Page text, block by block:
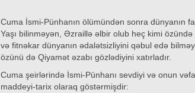
Cuma İsmi-Pünhanın ölümündən sonra dünyanın
Yaşı bilinməyən, Əzraillə əlbir olub heç kimi
və fitnəkar dünyanın ədalətsizliyini qəbul edə
özünü də Qiyamət əzabı gözlədiyini xatırladır.
Cuma şeirlərində İsmi-Pünhanı sevdiyi və onun
maddeyi-tarix olaraq göstərmişdir: